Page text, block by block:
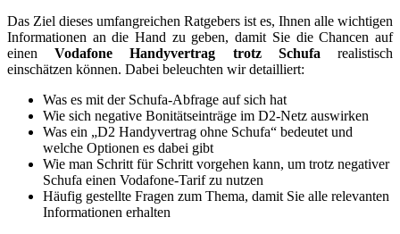
Das Ziel dieses umfangreichen Ratgebers ist es, Ihnen alle wichtigen
Informationen an die Hand zu geben, damit Sie die Chancen auf
einenVodafone Handyvertrag trotz Schufa realistisch
einschätzen können. Dabei beleuchten wir detailliert:
Was es mit der Schufa-Abfrage auf sich hat
Wie sich negative Bonitätseinträge im D2-Netz auswirken
Was ein „D2 Handyvertrag ohne Schufa“ bedeutet und
welche Optionen es dabei gibt
Wie man Schritt für Schritt vorgehen kann, um trotz negativer
Schufa einen Vodafone-Tarif zu nutzen
Häufig gestellte Fragen zum Thema, damit Sie alle relevanten
Informationen erhalten